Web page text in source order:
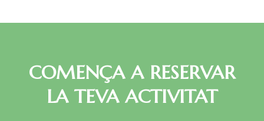
COMENÇA A RESERVAR
LA TEVA ACTIVITAT